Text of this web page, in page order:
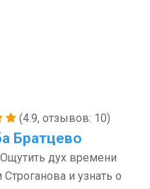
(4.9, отзывов: 10)
Братцево
Ощутить дух времени
и узнать о